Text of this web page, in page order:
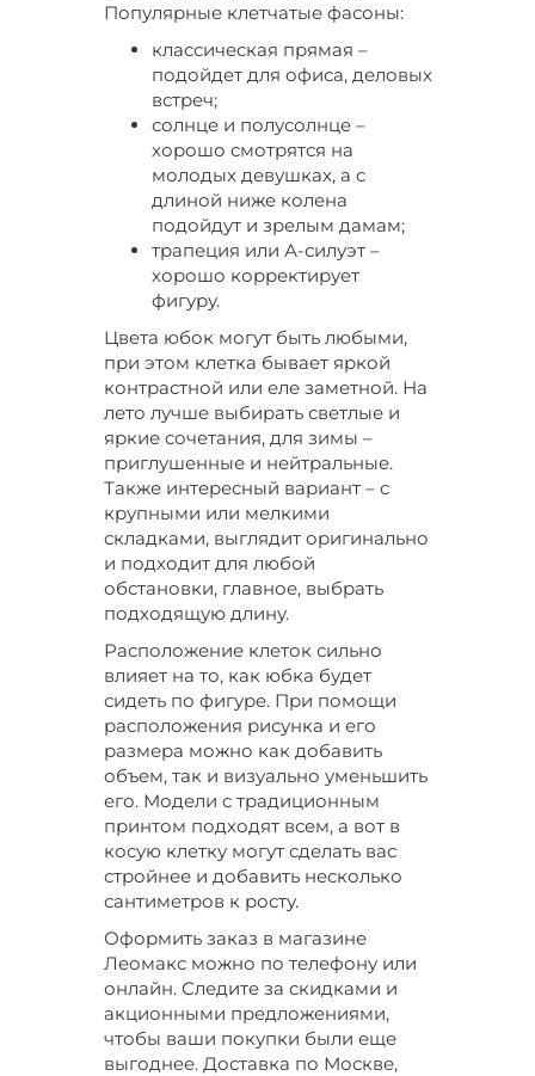
Популярные клетчатые фасоны:
классическая прямая –
подойдет для офиса, деловых
встреч;
солнце и полусолнце –
хорошо смотрятся на
молодых девушках, а с
длиной ниже колена
подойдут и зрелым дамам;
трапеция или А-силуэт –
хорошо корректирует
фигуру.
Цвета юбок могут быть любыми,
при этом клетка бывает яркой
контрастной или еле заметной. На
лето лучше выбирать светлые и
яркие сочетания, для зимы –
приглушенные и нейтральные.
Также интересный вариант – с
крупными или мелкими
складками, выглядит оригинально
и подходит для любой
обстановки, главное, выбрать
подходящую длину.
Расположение клеток сильно
влияет на то, как юбка будет
сидеть по фигуре. При помощи
расположения рисунка и его
размера можно как добавить
объем, так и визуально уменьшить
его. Модели с традиционным
принтом подходят всем, а вот в
косую клетку могут сделать вас
стройнее и добавить несколько
сантиметров к росту.
Оформить заказ в магазине
Леомакс можно по телефону или
онлайн. Следите за скидками и
акционными предложениями,
чтобы ваши покупки были еще
выгоднее. Доставка по Москве,